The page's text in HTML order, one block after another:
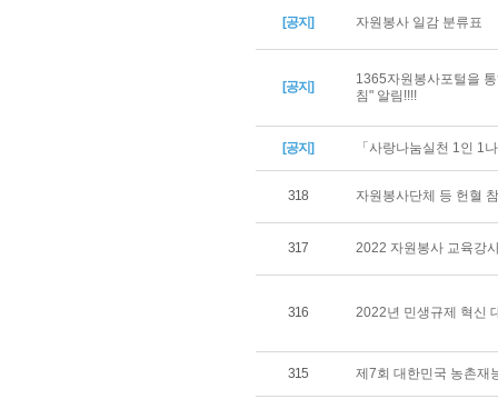
[공지] 자원봉사 일감 분류표
[공지]
1365자원봉사포털을
침" 알림!!!!
[공지] 「사랑나눔실천 1인 1
318 자원봉사단체 등 헌혈
317 2022 자원봉사 교육강
316 2022년 민생규제 혁신
315 제7회 대한민국 농촌재